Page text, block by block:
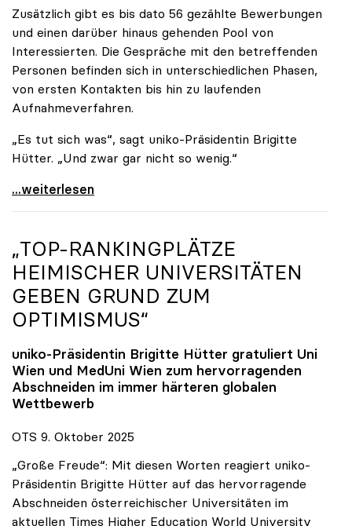
Zusätzlich gibt es bis dato 56 gezählte Bewerbungen
und einen darüber hinaus gehenden Pool von
Interessierten. Die Gespräche mit den betreffenden
Personen befinden sich in unterschiedlichen Phasen,
von ersten Kontakten bis hin zu laufenden
Aufnahmeverfahren.
„Es tut sich was“, sagt uniko-Präsidentin Brigitte
Hütter. „Und zwar gar nicht so wenig.“
Reges Interesse von US-Forscher:innen an
...weiterlesen
„TOP-RANKINGPLÄTZE
HEIMISCHER UNIVERSITÄTEN
GEBEN GRUND ZUM
OPTIMISMUS“
uniko-Präsidentin Brigitte Hütter gratuliert Uni
Wien und MedUni Wien zum hervorragenden
Abschneiden im immer härteren globalen
Wettbewerb
OTS 9. Oktober 2025
„Große Freude“: Mit diesen Worten reagiert uniko-
Präsidentin Brigitte Hütter auf das hervorragende
Abschneiden österreichischer Universitäten im
aktuellen Times Higher Education World University